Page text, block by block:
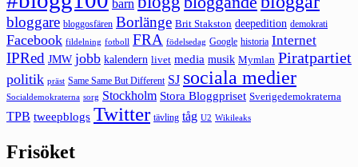
barn
bloggare bloggosfären Borlänge Brit Stakston deepedition demokrati
Facebook fildelning fotboll FRA födelsedag Google historia Internet
IPRed JMW jobb kalendern livet media musik Mymlan Piratpartiet
politik präst Same Same But Different SJ sociala medier
Socialdemokraterna sorg Stockholm Stora Bloggpriset Sverigedemokraterna
TPB tweepblogs Twitter tävling tåg U2 Wikileaks
Frisöket